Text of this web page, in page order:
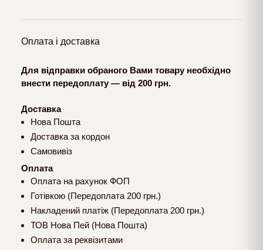
Оплата і доставка
Для відправки обраного Вами товару необхідно
внести передоплату — від 200 грн.
Доставка
Нова Пошта
Доставка за кордон
Самовивіз
Оплата
Оплата на рахунок ФОП
Готівкою (Передоплата 200 грн.)
Накладений платіж (Передоплата 200 грн.)
ТОВ Нова Пей (Нова Пошта)
Оплата за реквізитами